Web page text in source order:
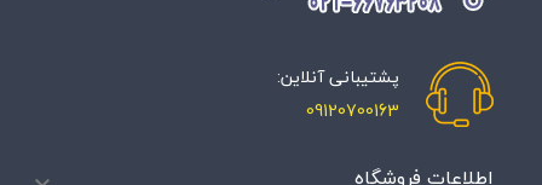
پشتیبانی آنلاین:
09120700163
اطلاعات فروشگاه